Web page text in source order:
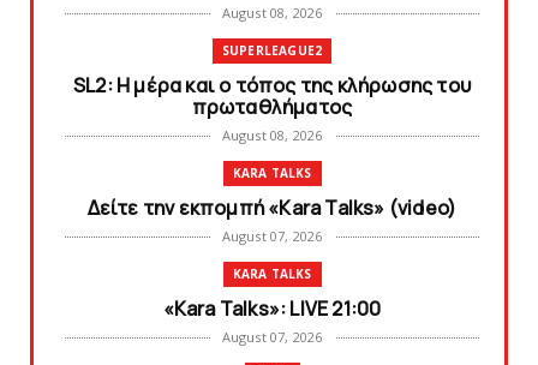
August 08, 2026
SUPERLEAGUE2
SL2: Η μέρα και ο τόπος της κλήρωσης του
πρωταθλήματος
August 08, 2026
KARA TALKS
Δείτε την εκπομπή «Kara Talks» (video)
August 07, 2026
KARA TALKS
«Kara Talks»: LIVE 21:00
August 07, 2026